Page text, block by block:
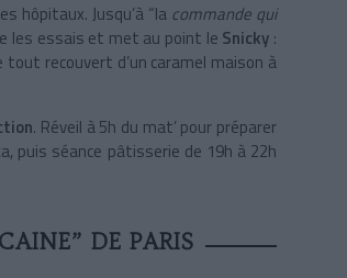
hôpitaux. Jusqu’à “la commande qui
les essais et met au point le Snicky :
recouvert d’un caramel maison à
. Réveil à 5h du mat’ pour préparer
puis séance pâtisserie de 19h à 22h
DE PARIS